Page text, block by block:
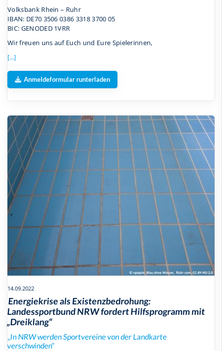
Volksbank Rhein – Ruhr
IBAN: DE70 3506 0386 3318 3700 05
BIC: GENODED 1VRR
Wir freuen uns auf Euch und Eure Spielerinnen,
[...]
Anmeldeformular runterladen
14.09.2022
Energiekrise als Existenzbedrohung:
Landessportbund NRW fordert Hilfsprogramm mit
„Dreiklang“
„In NRW werden Sportvereine von der Landkarte
verschwinden“